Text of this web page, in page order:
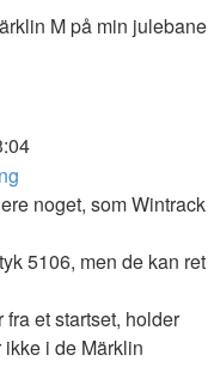
M på min julebane
noget, som Wintrack
5106, men de kan ret
et startset, holder
i de Märklin